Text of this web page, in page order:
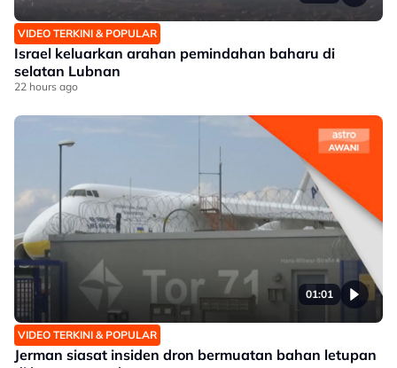
VIDEO TERKINI & POPULAR
Israel keluarkan arahan pemindahan baharu di
selatan Lubnan
22 hours ago
01:01
VIDEO TERKINI & POPULAR
Jerman siasat insiden dron bermuatan bahan letupan